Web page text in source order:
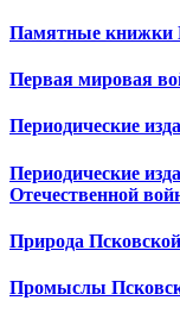
Памятные книжки
Первая мировая
Периодические
Периодические
Отечественной
Природа
Промыслы